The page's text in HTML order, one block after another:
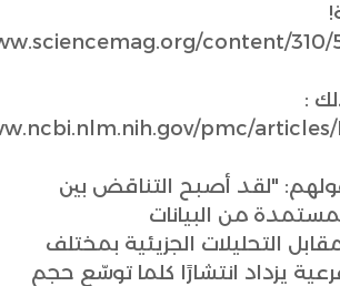
content/310/
:
pmc/articles/
"لقد أصبح التناقض بين
من البيانات
التحليلات الجزيئية بمختلف
يزداد انتشارًا كلما توسّع حجم